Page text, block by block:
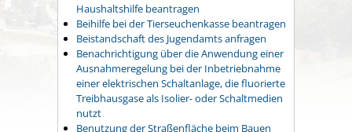
Haushaltshilfe beantragen
Beihilfe bei der Tierseuchenkasse beantragen
Beistandschaft des Jugendamts anfragen
Benachrichtigung über die Anwendung einer
Ausnahmeregelung bei der Inbetriebnahme
einer elektrischen Schaltanlage, die fluorierte
Treibhausgase als Isolier- oder Schaltmedien
nutzt
Benutzung der Straßenfläche beim Bauen